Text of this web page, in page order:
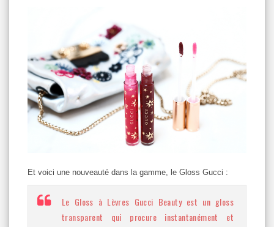
Et voici une nouveauté dans la gamme, le Gloss Gucci :
Le Gloss à Lèvres Gucci Beauty est un gloss
transparent qui procure instantanément et